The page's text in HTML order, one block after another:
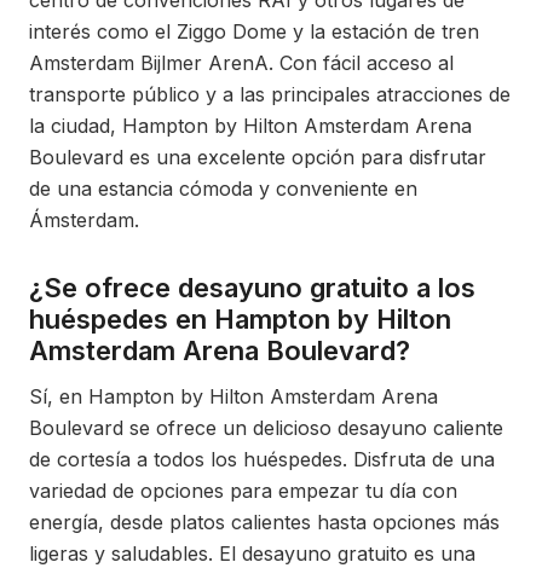
interés como el Ziggo Dome y la estación de tren
Amsterdam Bijlmer ArenA. Con fácil acceso al
transporte público y a las principales atracciones de
la ciudad, Hampton by Hilton Amsterdam Arena
Boulevard es una excelente opción para disfrutar
de una estancia cómoda y conveniente en
Ámsterdam.
¿Se ofrece desayuno gratuito a los
huéspedes en Hampton by Hilton
Amsterdam Arena Boulevard?
Sí, en Hampton by Hilton Amsterdam Arena
Boulevard se ofrece un delicioso desayuno caliente
de cortesía a todos los huéspedes. Disfruta de una
variedad de opciones para empezar tu día con
energía, desde platos calientes hasta opciones más
ligeras y saludables. El desayuno gratuito es una